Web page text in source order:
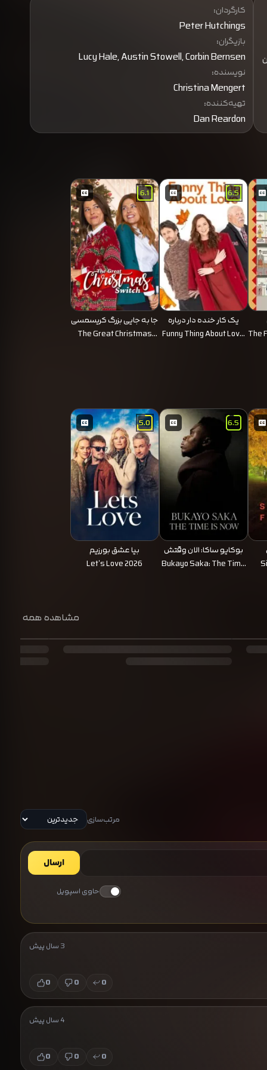
کارگردان:
Peter Hutchings
بازیگران:
Lucy Hale, Austin Stowell, Corbin Bernsen
نویسنده:
Christina Mengert
تهیه‌کننده:
Dan Reardon
The
6.5
یک کار خنده دار درباره
عشق
Funny Thing About Love
6.1
جا به جایی بزرگ کریسمسی
The Great Christmas
6.5
بوکایو ساکا: الان وقتش
است
Bukayo Saka: The Time
5.0
بیا عشق بورزیم
Let's Love 2026
مشاهده همه
مرتب‌سازی
ارسال
حاوی اسپویل
3 سال پیش
0 0 0
4 سال پیش
0 0 0